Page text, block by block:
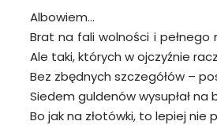
Albowiem…
Brat na fali wolności i
Ale taki, których w ojczyźnie
Bez zbędnych szczegółów –
Siedem guldenów wysupłał
Bo jak na złotówki, to lepiej nie